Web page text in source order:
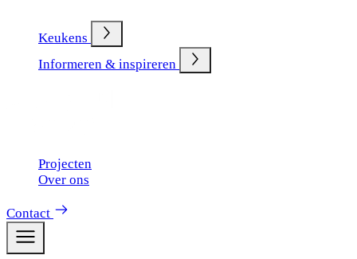
Keukens
Informeren & inspireren
Projecten
Over ons
Contact